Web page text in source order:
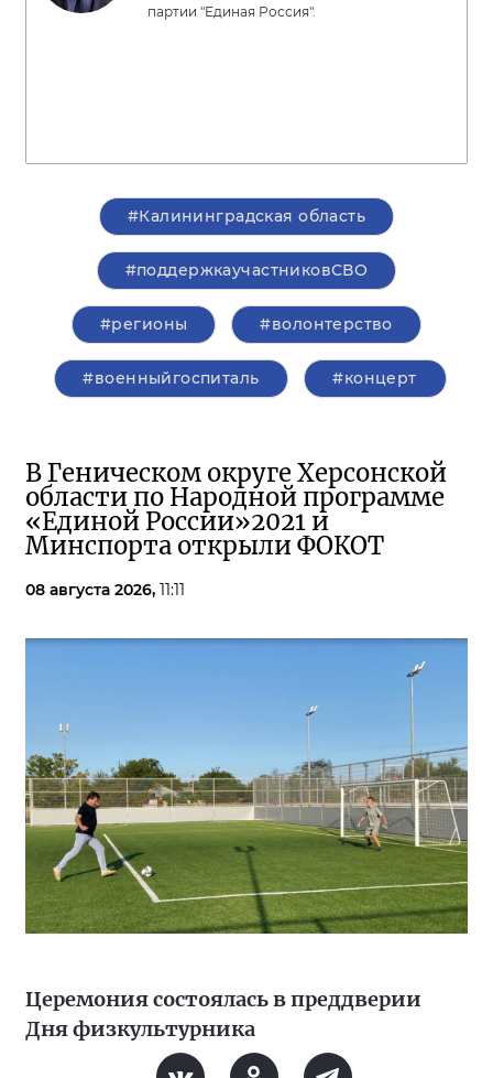
партии "Единая Россия".
#Калининградская область
#поддержкаучастниковСВО
#регионы #волонтерство
#военныйгоспиталь #концерт
В Геническом округе Херсонской
области по Народной программе
«Единой России»2021 и
Минспорта открыли ФОКОТ
08 августа 2026, 11:11
Церемония состоялась в преддверии
Дня физкультурника